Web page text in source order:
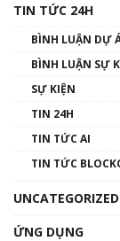
TIN TỨC 24H
BÌNH LUẬN DỰ
BÌNH LUẬN SỰ
SỰ KIỆN
TIN 24H
TIN TỨC AI
TIN TỨC
UNCATEGORIZED
ỨNG DỤNG